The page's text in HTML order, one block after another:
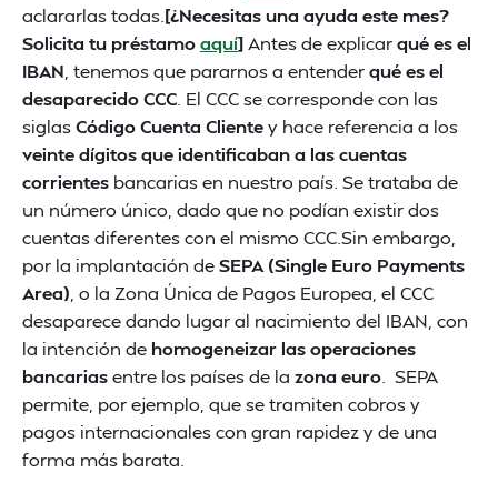
aclararlas todas. [¿Necesitas una ayuda este mes?
Solicita tu préstamoaquí] Antes de explicarqué es el
IBAN , tenemos que pararnos a entenderqué es el
desaparecido CCC . El CCC se corresponde con las
siglasCódigo Cuenta Clientey hace referencia a los
veinte dígitos que identificaban a las cuentas
corrientes bancarias en nuestro país. Se trataba de
un número único, dado que no podían existir dos
cuentas diferentes con el mismo CCC.Sin embargo,
por la implantación deSEPA (Single Euro Payments
Area) , o la Zona Única de Pagos Europea, el CCC
desaparece dando lugar al nacimiento del IBAN, con
la intención de homogeneizar las operaciones
bancariasentre los países de la zona euro . SEPA
permite, por ejemplo, que se tramiten cobros y
pagos internacionales con gran rapidez y de una
forma más barata.